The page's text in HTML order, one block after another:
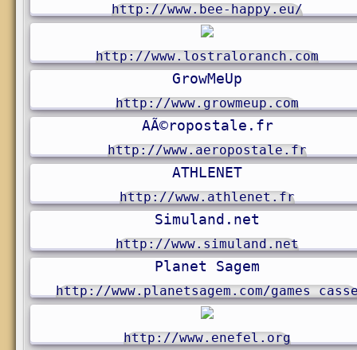
http://www.bee-happy.eu/
http://www.lostraloranch.com
GrowMeUp
http://www.growmeup.com
AÃ©ropostale.fr
http://www.aeropostale.fr
ATHLENET
http://www.athlenet.fr
Simuland.net
http://www.simuland.net
Planet Sagem
http://www.planetsagem.com/
http://www.enefel.org